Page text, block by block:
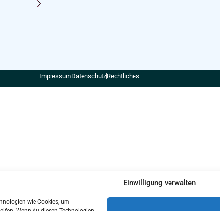
Einwilligung verwalten
wie Cookies, um
ImpressumDatenschutzRechtliches